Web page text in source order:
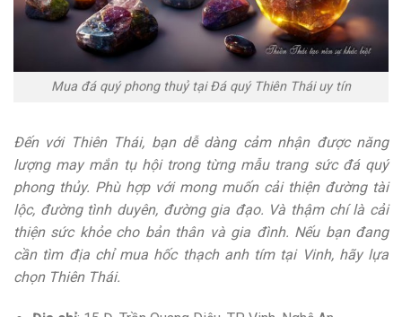
Mua đá quý phong thuỷ tại Đá quý Thiên Thái uy tín
Đến với Thiên Thái, bạn dễ dàng cảm nhận được năng
lượng may mắn tụ hội trong từng mẫu trang sức đá quý
phong thủy. Phù hợp với mong muốn cải thiện đường tài
lộc, đường tình duyên, đường gia đạo. Và thậm chí là cải
thiện sức khỏe cho bản thân và gia đình. Nếu bạn đang
cần tìm địa chỉ mua hốc thạch anh tím tại Vinh, hãy lựa
chọn Thiên Thái.